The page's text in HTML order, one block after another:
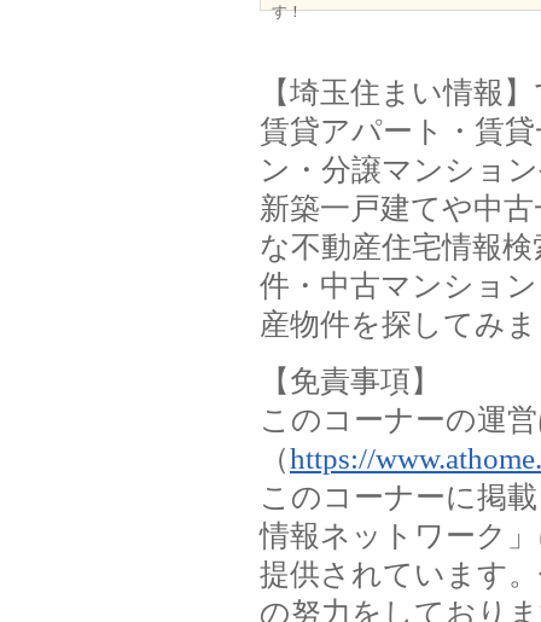
す！
【埼玉住まい情報
賃貸アパート・賃
ン・分譲マンショ
新築一戸建てや中
な不動産住宅情報
件・中古マンショ
産物件を探してみ
【免責事項】
このコーナーの運
（https://
このコーナーに掲
情報ネットワーク
提供されています
の努力をしており